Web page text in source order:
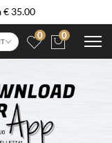
€ 35.00
IT
0 0